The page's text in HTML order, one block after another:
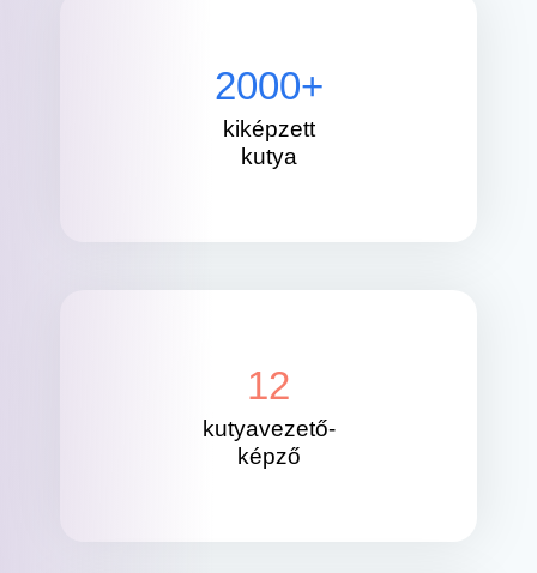
2000+
kiképzett
kutya
12
kutyavezető-
képző